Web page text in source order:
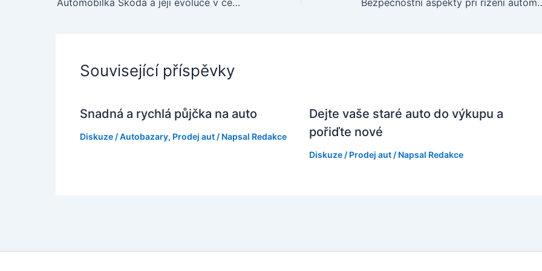
Související příspěvky
Snadná a rychlá půjčka na auto
Diskuze /Autobazary, Prodej aut / Napsal Redakce
Dejte vaše staré auto do výkupu a
pořiďte nové
Diskuze / Prodej aut/ Napsal Redakce